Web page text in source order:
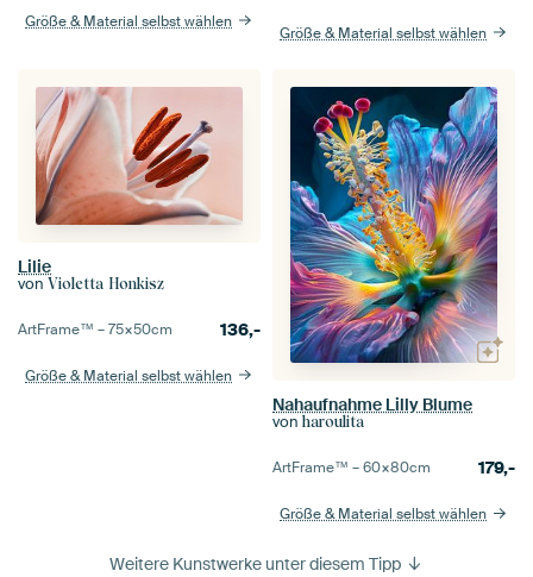
Größe & Material selbst wählen
Größe & Material selbst wählen
Lilie
von Violetta Honkisz
ArtFrame™ –75×50cm 136,-
Größe & Material selbst wählen
Nahaufnahme Lilly Blume
von haroulita
ArtFrame™ –60×80cm 179,-
Größe & Material selbst wählen
Weitere Kunstwerke unter diesem Tipp